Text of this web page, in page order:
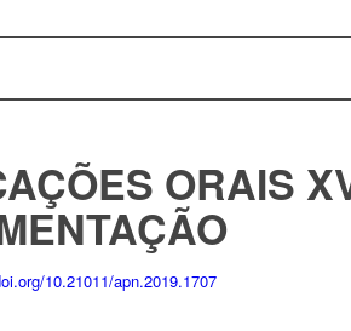
ORAIS
10.21011/apn.2019.1707